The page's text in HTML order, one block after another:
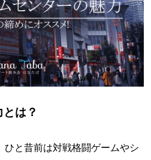
は？
と昔前は対戦格闘ゲームやシ